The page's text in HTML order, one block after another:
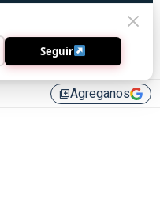
library_addAgreganos
Seguir